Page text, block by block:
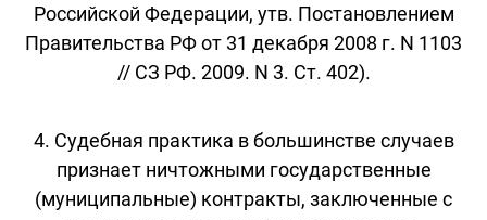
Российской Федерации, утв. Постановлением
Правительства РФ от 31 декабря 2008 г. N 1103
// СЗ РФ. 2009. N 3. Ст. 402).
4. Судебная практика в большинстве случаев
признает ничтожными государственные
(муниципальные) контракты, заключенные с